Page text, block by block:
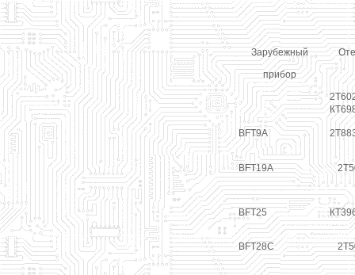
Зарубежный
прибор
BFT9A
BFT19A
BFT25
BFT28C